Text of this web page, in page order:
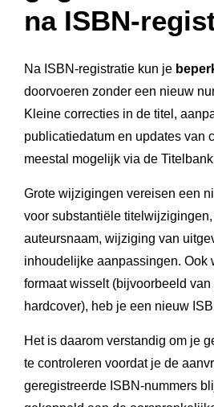
na ISBN-
Na ISBN-registratie kun je
doorvoeren zonder een nieuw
Kleine correcties in de titel,
publicatiedatum en updates van
meestal mogelijk via de
Grote wijzigingen vereisen een
voor substantiële
auteursnaam, wijziging van
inhoudelijke aanpassingen. Ook
formaat wisselt (bijvoorbeeld
hardcover), heb je een nieuw
Het is daarom verstandig om je
te controleren voordat je de
geregistreerde ISBN-nummers